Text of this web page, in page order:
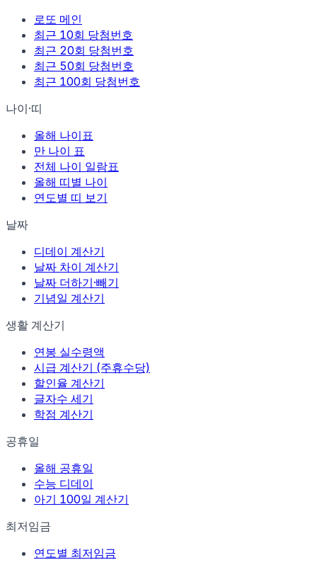
로또 메인
최근 10회 당첨번호
최근 20회 당첨번호
최근 50회 당첨번호
최근 100회 당첨번호
나이·띠
올해 나이표
만 나이 표
전체 나이 일람표
올해 띠별 나이
연도별 띠 보기
날짜
디데이 계산기
날짜 차이 계산기
날짜 더하기·빼기
기념일 계산기
생활 계산기
연봉 실수령액
시급 계산기 (주휴수당)
할인율 계산기
글자수 세기
학점 계산기
공휴일
올해 공휴일
수능 디데이
아기 100일 계산기
최저임금
연도별 최저임금